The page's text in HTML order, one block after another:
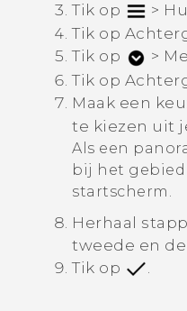
Tik op
>
Tik op
Tik op
>
Tik op
Maak een
te kiezen uit
Als een
bij het
startscherm.
Herhaal
tweede en
Tik op